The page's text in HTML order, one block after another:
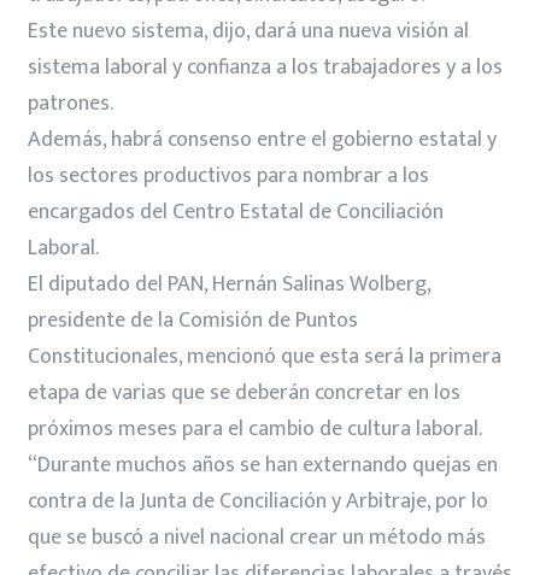
Este nuevo sistema, dijo, dará una nueva visión al
sistema laboral y confianza a los trabajadores y a los
patrones.
Además, habrá consenso entre el gobierno estatal y
los sectores productivos para nombrar a los
encargados del Centro Estatal de Conciliación
Laboral.
El diputado del PAN, Hernán Salinas Wolberg,
presidente de la Comisión de Puntos
Constitucionales, mencionó que esta será la primera
etapa de varias que se deberán concretar en los
próximos meses para el cambio de cultura laboral.
“Durante muchos años se han externando quejas en
contra de la Junta de Conciliación y Arbitraje, por lo
que se buscó a nivel nacional crear un método más